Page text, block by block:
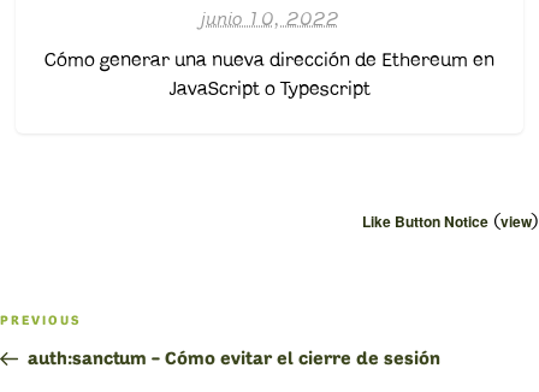
junio 10, 2022
Cómo generar una nueva dirección de Ethereum en
JavaScript o Typescript
Like Button Notice (view)
Navegación
de
Previous
Post
PREVIOUS
auth:sanctum – Cómo evitar el cierre de sesión